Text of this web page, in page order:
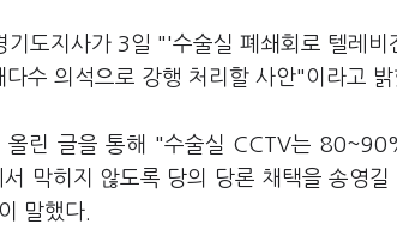
기도지사가 3일 "'수술실 폐쇄회로 텔레
수 의석으로 강행 처리할 사안"이라고 밝
올린 글을 통해 "수술실 CCTV는
막히지 않도록 당의 당론 채택을 송영
말했다.